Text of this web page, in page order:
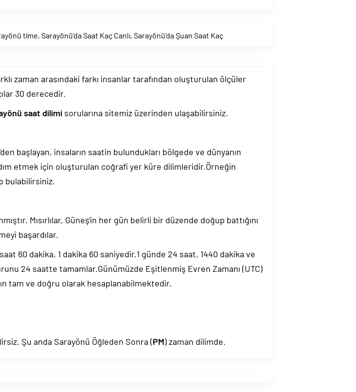
time, Sarayönü'da Saat Kaç Canlı, Sarayönü'da Şuan Saat Kaç
zaman arasındaki farkı insanlar tarafından oluşturulan ölçüler
30 derecedir.
saat dilimi sorularına sitemiz üzerinden ulaşabilirsiniz.
başlayan, insaların saatin bulundukları bölgede ve dünyanın
etmek için oluşturulan coğrafi yer küre dilimleridir.Örneğin
bulabilirsiniz.
Mısırlılar, Güneş'in her gün belirli bir düzende doğup battığını
başardılar.
60 dakika, 1 dakika 60 saniyedir.1 günde 24 saat, 1440 dakika ve
24 saatte tamamlar.Günümüzde Eşitlenmiş Evren Zamanı (UTC)
tam ve doğru olarak hesaplanabilmektedir.
Şu anda Sarayönü Öğleden Sonra (PM) zaman dilimde.